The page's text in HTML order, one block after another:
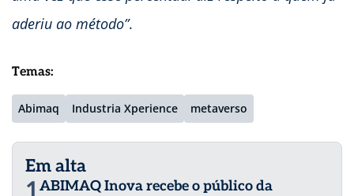
aderiu ao método”.
Temas:
Abimaq Industria Xperience metaverso
Em alta
ABIMAQ Inova recebe o público da